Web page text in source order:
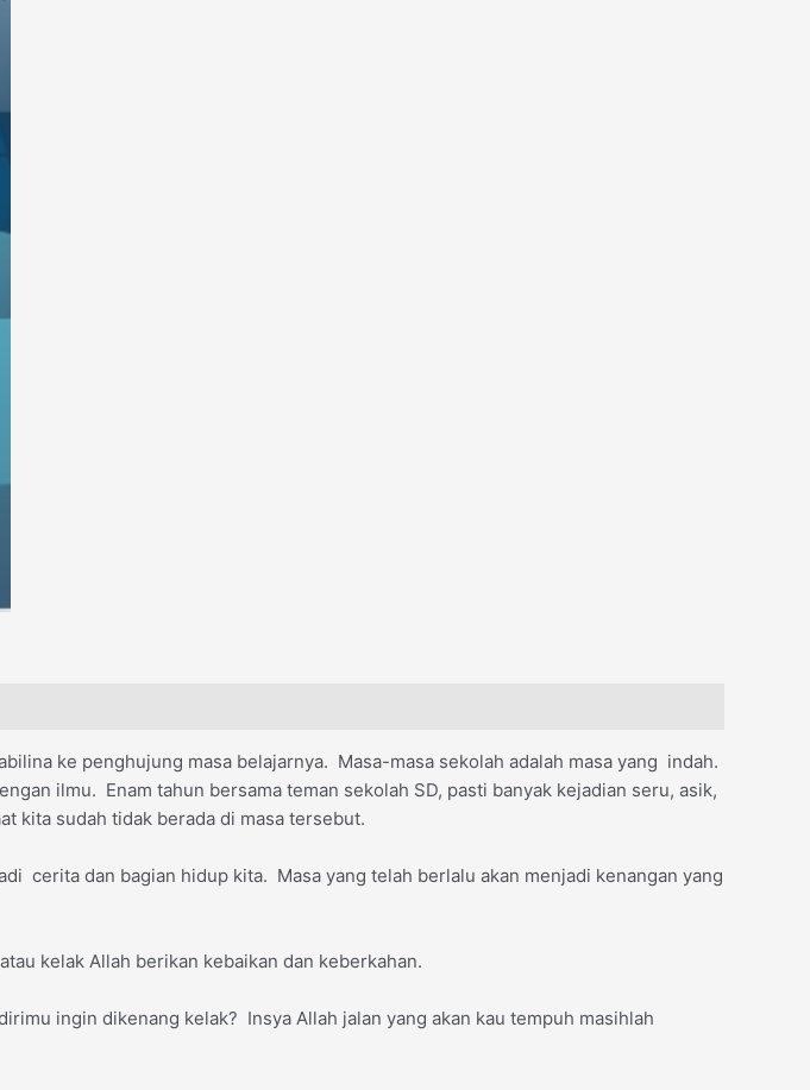
ke penghujung masa belajarnya. Masa-masa sekolah adalah masa yang indah.
ilmu. Enam tahun bersama teman sekolah SD, pasti banyak kejadian seru, asik,
kita sudah tidak berada di masa tersebut.
cerita dan bagian hidup kita. Masa yang telah berlalu akan menjadi kenangan yang
kelak Allah berikan kebaikan dan keberkahan.
ingin dikenang kelak? Insya Allah jalan yang akan kau tempuh masihlah